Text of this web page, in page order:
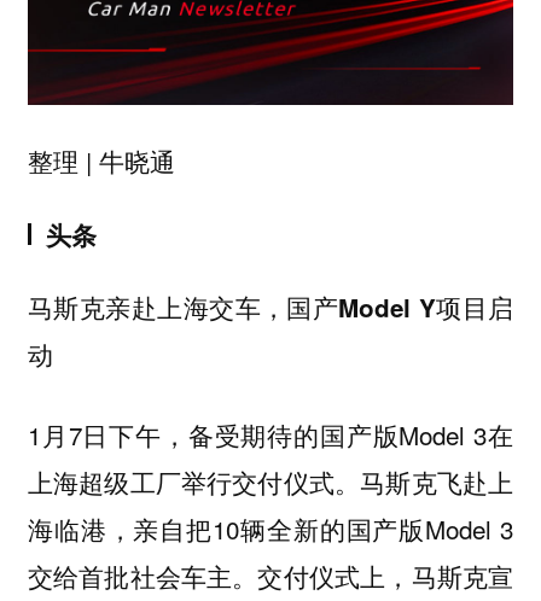
整理 | 牛晓通
头条
马斯克亲赴上海交车，国产Model Y项目启
动
1月7日下午，备受期待的国产版Model 3在
上海超级工厂举行交付仪式。马斯克飞赴上
海临港，亲自把10辆全新的国产版Model 3
交给首批社会车主。交付仪式上，马斯克宣